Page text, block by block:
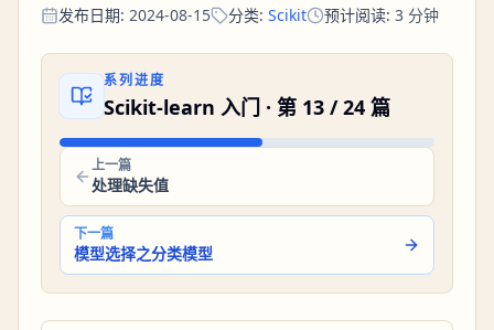
发布日期: 2024-08-15 分类: Scikit 预计阅读: 3 分钟
系列进度
Scikit-learn 入门 · 第 13 /24 篇
上一篇
处理缺失值
下一篇
模型选择之分类模型